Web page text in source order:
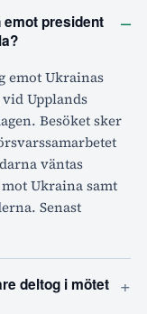
president
–
emot Ukrainas
Upplands
Besöket sker
väntas
Ukraina samt
Senast
deltog i mötet +